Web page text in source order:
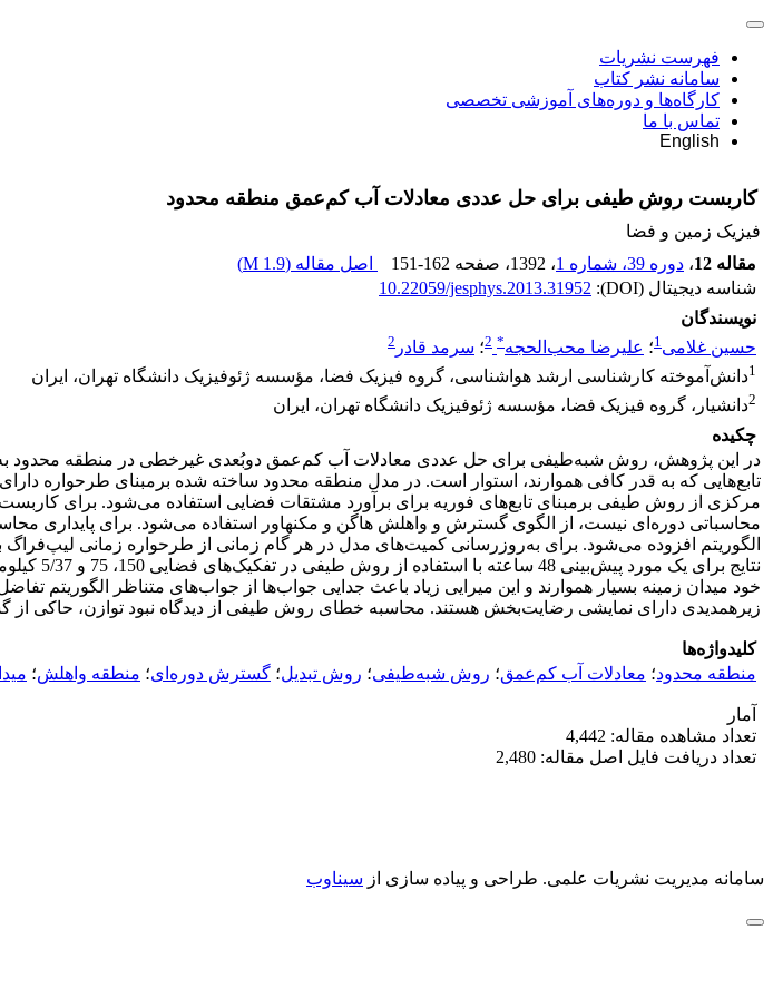
فهرست نشریات
سامانه نشر کتاب
کارگاه‌ها و دوره‌های آموزشی تخصصی
تماس با ما
English
کاربست روش ‌طیفی برای حل عددی معادلات آب کم‌‌عمق منطقه محدود
فیزیک زمین و فضا
مقاله 12
، دوره 39، شماره 1 ، 1392 ، صفحه 151-162 اصل مقاله (1.9 M
)
شناسه دیجیتال (DOI):
10.22059/jesphys.2013.31952
نویسندگان
حسین غلامی1؛ علیرضا محب‌الحجه*
2؛ سرمد قادر 2
1دانش‌آموخته کارشناسی ارشد هواشناسی، گروه فیزیک فضا، مؤسسه ژئوفیزیک دانشگاه تهران، ایران
2دانشیار، گروه فیزیک فضا، مؤسسه ژئوفیزیک دانشگاه تهران، ایران
چکیده
در این پژوهش، روش ‌شبه‌طیفی برای حل عددی معادلات آب کم‌عمق دوبُعدی غیرخطی در منطقه محدود
تابع‌هایی که به قدر کافی هموارند، استوار است. در مدل منطقه محدود ساخته شده برمبنای طرحواره
مرکزی از روش طیفی برمبنای تابع‌های فوریه برای برآورد مشتقات فضایی استفاده می‌شود. برای
محاسباتی دوره‌ای نیست، از الگوی گسترش و واهلش هاگن و مکنهاور استفاده می‌شود. برای پایداری
الگوریتم افزوده می‌شود. برای به‌روزرسانی کمیت‌های مدل در هر گام زمانی از طرحواره زمانی لیپ‌فراگ
زیرهمدیدی دارای نمایشی رضایت‌بخش هستند. محاسبه خطای روش طیفی از دیدگاه نبود توازن، حاکی
کلیدواژه‌ها
منطقه محدود؛ معادلات آب کم‌عمق؛ روش شبه‌طیفی؛ روش تبدیل؛ گسترش دوره‌ای؛ منطقه واهلش؛
آمار
تعداد مشاهده مقاله: 4,442
تعداد دریافت فایل اصل مقاله: 2,480
سامانه مدیریت نشریات علمی. طراحی و پیاده سازی از سیناوب